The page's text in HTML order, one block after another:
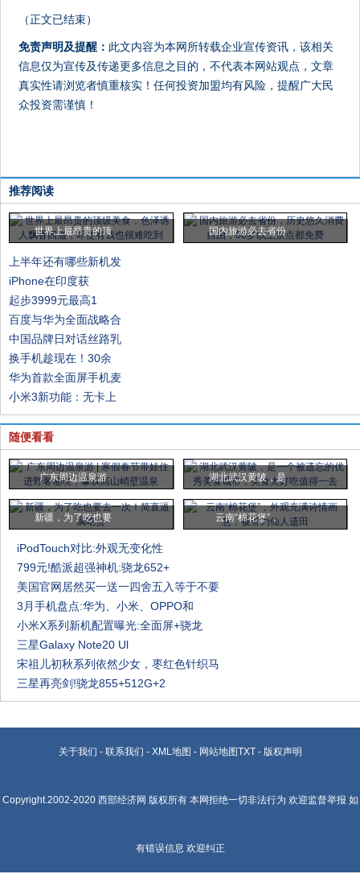
（正文已结束）
免责声明及提醒： 此文内容为本网所转载企业宣传资讯，该相关
信息仅为宣传及传递更多信息之目的，不代表本网站观点，文章
真实性请浏览者慎重核实！任何投资加盟均有风险，提醒广大民
众投资需谨慎！
推荐阅读
世界上最昂贵的顶 国内旅游必去省份
上半年还有哪些新机发
iPhone在印度获
起步3999元最高1
百度与华为全面战略合
中国品牌日对话丝路乳
换手机趁现在！30余
华为首款全面屏手机麦
小米3新功能：无卡上
随便看看
广东周边温泉游 湖北武汉黄陂，是
新疆，为了吃也要 云南“棉花堡”，
iPodTouch对比:外观无变化性
799元!酷派超强神机:骁龙652+
美国官网居然买一送一四舍五入等于不要
3月手机盘点:华为、小米、OPPO和
小米X系列新机配置曝光:全面屏+骁龙
三星Galaxy Note20 Ul
宋祖儿初秋系列依然少女，枣红色针织马
三星再亮剑!骁龙855+512G+2
关于我们 - 联系我们 - XML地图 - 网站地图TXT- 版权声明
Copyright.2002-2020 西部经济网 版权所有 本网拒绝一切非法行为 欢迎监督举报 如
有错误信息 欢迎纠正